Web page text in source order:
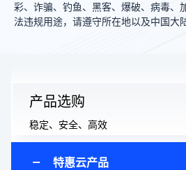
彩、诈骗、钓鱼、黑客、爆破、病毒、
法违规用途，请遵守所在地以及中国大
产品选购
稳定、安全、高效
特惠云产品